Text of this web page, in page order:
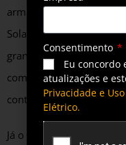
armazenamento de
SolaX Aelio. O Trene é
grande porte. Ele
com carregamento e
contribui para redução
Já o SolaX Aelio é
Consentimento
Eu concordo
atualizações e
Privacidade e
Elétrico.